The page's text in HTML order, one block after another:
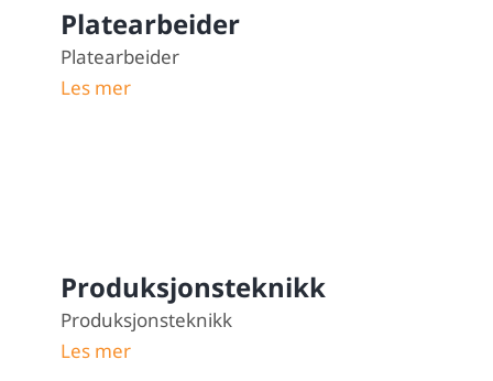
Platearbeider
Platearbeider
Les mer
Produksjonsteknikk
Produksjonsteknikk
Les mer